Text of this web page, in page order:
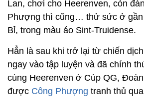
Lan, chơi cho Heerenven, còn
Phượng thì cũng… thử sức ở
Bỉ, trong màu áo Sint-Truidense.
Hẳn là sau khi trở lại từ chiến
ngay vào tập luyện và đã chính
cùng Heerenven ở Cúp QG,
được Công Phượng tranh thủ